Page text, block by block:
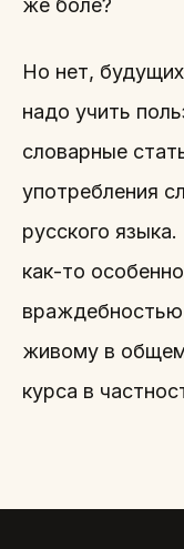
же боле?
Но нет,
надо учить
словарные
употребления
русского
как-то
живому в общем
курса в